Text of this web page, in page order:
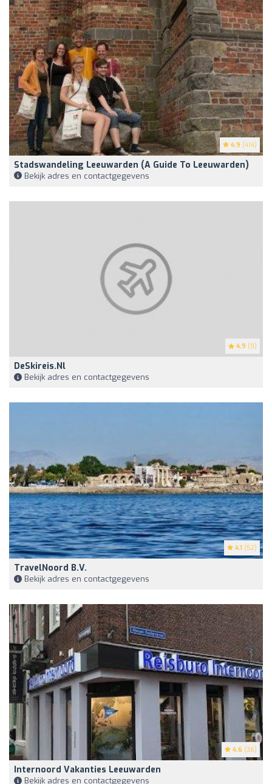
4.9 (414)
Stadswandeling Leeuwarden (A Guide To Leeuwarden)
Bekijk adres en contactgegevens
4.9 (9)
DeSkireis.nl
Bekijk adres en contactgegevens
4.1 (52)
TravelNoord B.V.
Bekijk adres en contactgegevens
4.6 (36)
Internoord Vakanties Leeuwarden
Bekijk adres en contactgegevens